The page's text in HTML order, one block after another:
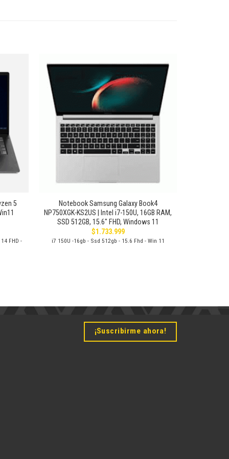
5
FHD -
Añadir
a la
lista de
deseos
Notebook Samsung Galaxy Book4
NP750XGK-KS2US | Intel i7-150U, 16GB RAM,
SSD 512GB, 15.6″ FHD, Windows 11
$1.733.999
i7 150U -16gb - Ssd 512gb - 15.6 Fhd - Win 11
¡Suscribirme ahora!